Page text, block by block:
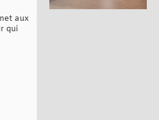
aux
qui